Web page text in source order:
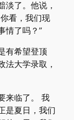
淡了。他说，
看，我们现
情了吗？”
有希望登顶
法大学录取，
来临了。 我
是夏日，我们